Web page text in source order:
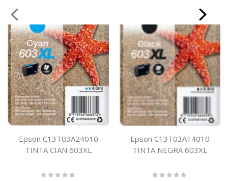
Epson C13T03A24010
TINTA CIAN 603XL
Rating:
Epson C13T03A14010
TINTA NEGRA 603XL
Rating: